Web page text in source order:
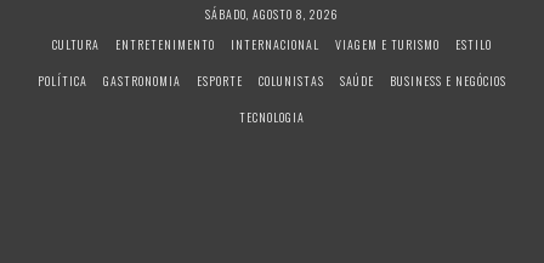
SÁBADO, AGOSTO 8, 2026
CULTURA
ENTRETENIMENTO INTERNACIONAL VIAGEM E TURISMO
ESTILO
POLÍTICA
GASTRONOMIA ESPORTE COLUNISTAS SAÚDE
BUSINESS E NEGÓCIOS
TECNOLOGIA